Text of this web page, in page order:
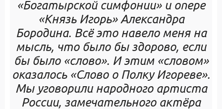
«Богатырской симфонии» и опере
«Князь Игорь» Александра
Бородина. Всё это навело меня на
мысль, что было бы здорово, если
бы было «слово». И этим «словом»
оказалось «Слово о Полку Игореве».
Мы уговорили народного артиста
России, замечательного актёра